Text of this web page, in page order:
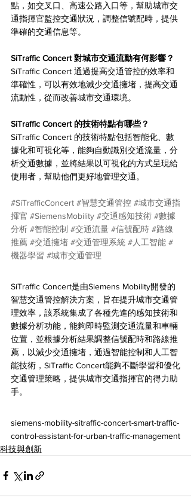
點，如交叉口、高速公路入口等，幫助城市交
通指揮官監控交通狀況，調整信號配時，提供
準確的交通信息等。
SiTraffic Concert 對城市交通流動有何影響？
SiTraffic Concert 通過提高交通管控的效率和
準確性，可以有效地減少交通擁堵，提高交通
流動性，從而改善城市交通環境。
SiTraffic Concert 的技術特點有哪些？
SiTraffic Concert 的技術特點包括智能化、數
據化和可視化等，能夠自動識別交通流量，分
析交通數據，並將結果以可視化的方式呈現給
使用者，幫助他們更好地管理交通。
#SiTrafficConcert #智慧交通管控 #城市交通指
揮官 #SiemensMobility #交通感知技術 #數據
分析 #智能控制 #交通流量 #信號配時 #路線
推薦 #交通擁堵 #交通管理系統 #人工智能 #
機器學習 #城市交通管理
SiTraffic Concert是由Siemens Mobility開發的
智慧交通管控解決方案，旨在提升城市交通管
理效率，該系統集成了各種先進的感知技術和
數據分析功能，能夠即時監測交通流量和車輛
位置，並根據分析結果調整信號配時和路線推
薦，以減少交通擁堵，通過智能控制和人工智
能技術，SiTraffic Concert能夠不斷學習和優化
交通管理策略，提供城市交通指揮官的得力助
手。
siemens-mobility-sitraffic-concert-smart-traffic-
control-assistant-for-urban-traffic-management
科技與創新